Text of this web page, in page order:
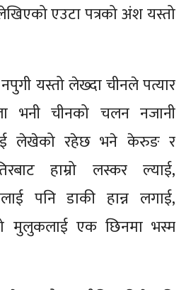
एउटा पत्रको अंश यस्तो
यस्तो लेख्दा चीनले पत्यार
भनी चीनको चलन नजानी
लेखेको रहेछ भने केरुङ र
हाम्रो लस्कर ल्याई,
पनि डाकी हान्न लगाई,
मुलुकलाई एक छिनमा भस्म